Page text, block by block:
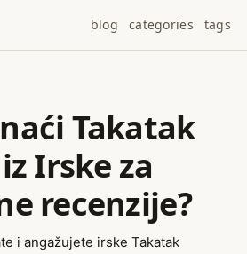
blog categories tags
Takatak
Irske za
recenzije?
i angažujete irske Takatak